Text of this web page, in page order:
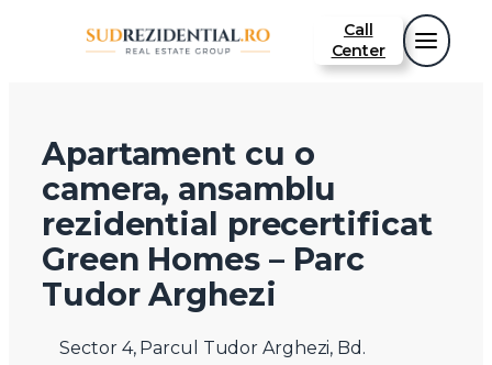
Call
Center
Apartament cu o
camera, ansamblu
rezidential precertificat
Green Homes – Parc
Tudor Arghezi
Sector 4, Parcul Tudor Arghezi, Bd.